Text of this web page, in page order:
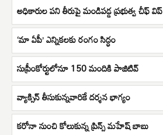
అధికారుల పని తీరుపై మండిపడ్డ ప్రభుత్వ చీఫ్ విప్
‘మా ఏపీ’ ఎన్నికలకు రంగం సిద్ధం
సుప్రీంకోర్టులోనూ 150 మందికి పాజిటివ్
వ్యాక్సిన్ తీసుకున్నవారికే దర్శన భాగ్యం
కరోనా నుంచి కోలుకున్న ప్రిన్స్ మహేష్ బాబు